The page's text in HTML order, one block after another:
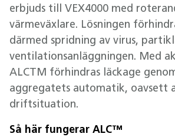
erbjuds till VEX4000 med
värmeväxlare. Lösningen
därmed spridning av virus,
ventilationsanläggningen. Med
ALCTM förhindras läckage
aggregatets automatik, oavsett
driftsituation.
Så här fungerar ALC™